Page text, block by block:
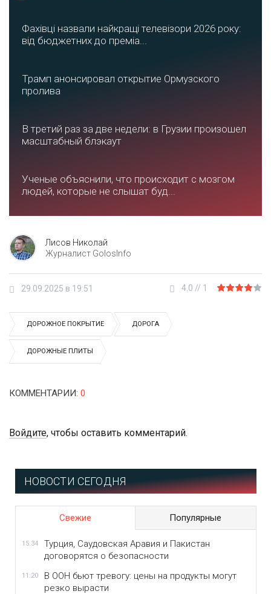
Фахівці назвали найкращі телевізори 2026 року:
від бюджетних до преміа...
Трамп анонсировал открытие Ормузского
пролива
В третий раз за две недели: в Грузии произошел
масштабный блэкаут
Ученые объяснили, что происходит с мозгом
людей, которые не слышат буд...
Лисов Николай
Журналист GolosInfo
29.09.2025 в 19:51 4.0 // 1
ДОРОЖНОЕ ПОКРЫТИЕ ДОРОГА
ДОРОЖНЫЕ ПЛИТЫ
КОММЕНТАРИИ: 0
Войдите, чтобы оставить комментарий.
НОВОСТИ СЕГОДНЯ
Свежие Популярные
15:34
Турция, Саудовская Аравия и Пакистан
договорятся о безопасности
11:20
В ООН бьют тревогу: цены на продукты могут
резко вырасти